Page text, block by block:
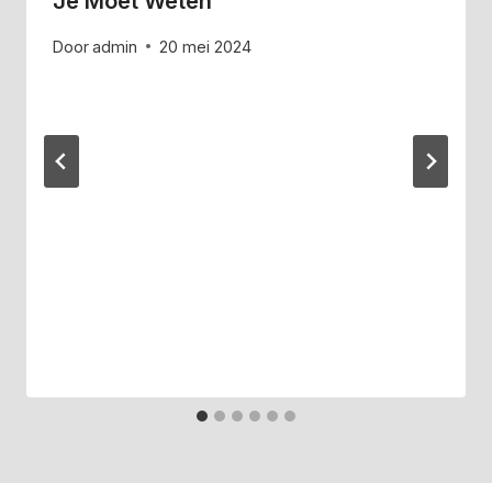
Dooradmin 20 mei 2024